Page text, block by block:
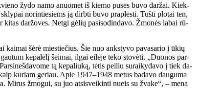
žy­do na­mo anuo­met iš kie­mo pu­sės bu­vo dar­žai. Kiek­
no­rin­tie­siems ją dirb­ti bu­vo pra­plės­ti. Tuš­ti plo­tai ten,
dar­žo­ves. Net­gi gė­lių pa­si­so­din­da­vo. Žmo­nės la­bai rū­
kai­mai šė­rė mies­tie­čius. Šie nuo anks­ty­vo pa­va­sa­rio į ūkių
ke­pa­lė­lį šei­mai, il­gai ei­lė­je te­ko sto­vė­ti. „Duo­nos par­
tą ke­pa­liu­ką, tė­tis pei­liu su­rai­ky­da­vo į tiek da­
ku­riam ge­riau. Apie 1947–1948 me­tus ba­da­vo dau­gu­ma
Mi­rus žmo­gui, su juo at­si­svei­kin­ti nu­eis su žva­ke“, – me­na